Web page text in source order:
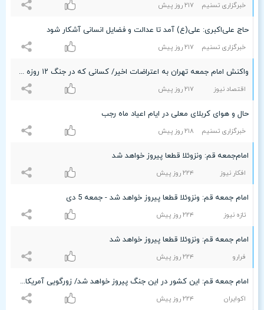
خبرگزاری تسنیم ۲۱۷ روز پیش
حاج علی‌اکبری: علی(ع) آمد تا عدالت و فضایل انسانی آشکار شود
خبرگزاری تسنیم ۲۱۷ روز پیش
واکنش امام جمعه تهران به اعتراضات اخیر/ کسانی که در جنگ ۱۲ روزه به اهداف خود نرسیدند، صراحتاً اعلام می‌کنند که به ناآرامی‌های داخلی امید بسته‌اند
اقتصاد نیوز ۲۱۷ روز پیش
حال و هوای کربلای معلی در ایام اعیاد ماه رجب
خبرگزاری تسنیم ۲۱۸ روز پیش
امام‌جمعه قم: ونزوئلا قطعا پیروز خواهد شد
افکار نیوز ۲۲۴ روز پیش
امام جمعه قم: ونزوئلا قطعا پیروز خواهد شد - جمعه 5 دی
تازه نیوز ۲۲۴ روز پیش
امام جمعه قم: ونزوئلا قطعا پیروز خواهد شد
فرارو ۲۲۴ روز پیش
امام جمعه قم: این کشور در این جنگ پیروز خواهد شد/ زورگویی آمریکا نتیجه نداد/ دشمنان در شورای امنیت ناکام ماندند
اکوایران ۲۲۴ روز پیش